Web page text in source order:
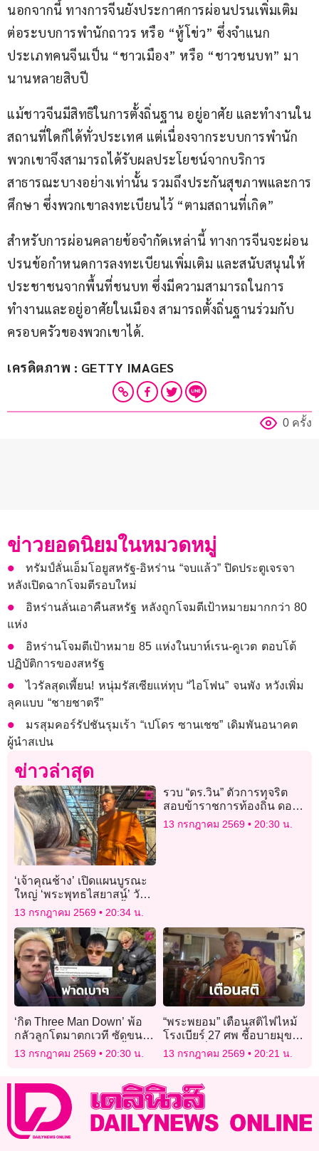
นอกจากนี้ ทางการจีนยังประกาศการผ่อนปรนเพิ่มเติม
ต่อระบบการพำนักถาวร หรือ “หู้โข่ว” ซึ่งจำแนก
ประเภทคนจีนเป็น “ชาวเมือง” หรือ “ชาวชนบท” มา
นานหลายสิบปี
แม้ชาวจีนมีสิทธิในการตั้งถิ่นฐาน อยู่อาศัย และทำงานใน
สถานที่ใดก็ได้ทั่วประเทศ แต่เนื่องจากระบบการพำนัก
พวกเขาจึงสามารถได้รับผลประโยชน์จากบริการ
สาธารณะบางอย่างเท่านั้น รวมถึงประกันสุขภาพและการ
ศึกษา ซึ่งพวกเขาลงทะเบียนไว้ “ตามสถานที่เกิด”
สำหรับการผ่อนคลายข้อจำกัดเหล่านี้ ทางการจีนจะผ่อน
ปรนข้อกำหนดการลงทะเบียนเพิ่มเติม และสนับสนุนให้
ประชาชนจากพื้นที่ชนบท ซึ่งมีความสามารถในการ
ทำงานและอยู่อาศัยในเมือง สามารถตั้งถิ่นฐานร่วมกับ
ครอบครัวของพวกเขาได้.
เครดิตภาพ : GETTY IMAGES
0 ครั้ง
ข่าวยอดนิยมในหมวดหมู่
ทรัมป์ลั่นเอ็มโอยูสหรัฐ-อิหร่าน “จบแล้ว” ปิดประตูเจรจา
หลังเปิดฉากโจมตีรอบใหม่
อิหร่านลั่นเอาคืนสหรัฐ หลังถูกโจมตีเป้าหมายมากกว่า 80
แห่ง
อิหร่านโจมตีเป้าหมาย 85 แห่งในบาห์เรน-คูเวต ตอบโต้
ปฏิบัติการของสหรัฐ
ไวรัลสุดเพี้ยน! หนุ่มรัสเซียแห่ทุบ “ไอโฟน” จนพัง หวังเพิ่ม
ลุคแบบ “ชายชาตรี”
มรสุมคอร์รัปชันรุมเร้า “เปโดร ซานเชซ” เดิมพันอนาคต
ผู้นำสเปน
ข่าวล่าสุด
‘เจ้าคุณช้าง’ เปิดแผนบูรณะ
ใหญ่ ‘พระพุทธไสยาสน์’ วัด
มหาพฤฒาราม สร้างขึ้นสมัย
รัชกาลที่ 4
13 กรกฎาคม 2569 20:34 น.
รวบ “ดร.วิน” ตัวการทุจริต
สอบข้าราชการท้องถิ่น ดอด
มุดช่องธรรมชาติหนีกบดาน
13 กรกฎาคม 2569 20:30 น.
‘กิต Three Man Down’ พ้อ
กลัวลูกโตมาตกเวที ซัดขนส่ง
สาธารณะไทยคันเดิมตั้งแต่
รุ่นพ่อแม่นัดเจอกัน!
13 กรกฎาคม 2569 20:30 น.
“พระพยอม” เตือนสติไฟไหม้
โรงเบียร์ 27 ศพ ชี้อบายมุข
คือทางเสื่อม-สลดสถิติผู้หญิง
ตายพุ่ง
13 กรกฎาคม 2569 20:21 น.